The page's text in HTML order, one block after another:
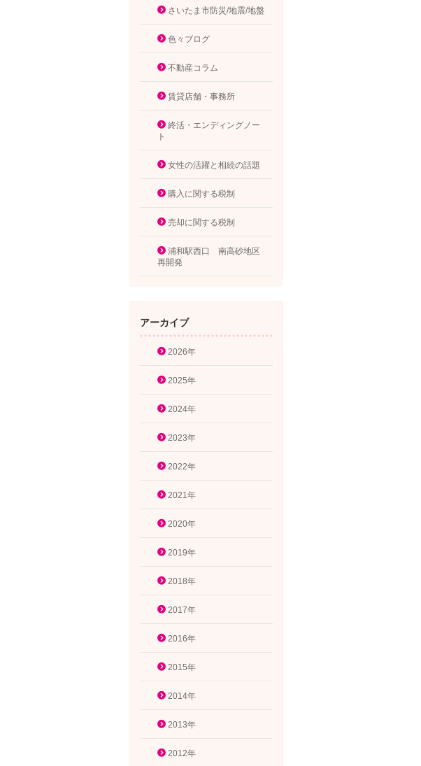
さいたま市防災/地震/地盤
色々ブログ
不動産コラム
賃貸店舗・事務所
終活・エンディングノー
ト
女性の活躍と相続の話題
購入に関する税制
売却に関する税制
浦和駅西口 南高砂地区
再開発
アーカイブ
2026年
2025年
2024年
2023年
2022年
2021年
2020年
2019年
2018年
2017年
2016年
2015年
2014年
2013年
2012年